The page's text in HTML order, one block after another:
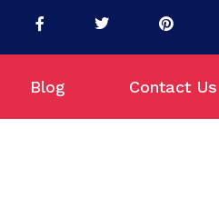
Blog Contact Us